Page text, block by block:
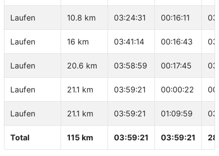
Laufen 10.8 km 03:24:31 00:16:11
Laufen 16 km 03:41:14 00:16:43
Laufen 20.6 km 03:58:59 00:17:45
Laufen 21.1 km 03:59:21 00:00:22
Laufen 21.1 km 03:59:21 01:09:59
Total 115 km 03:59:21 03:59:21